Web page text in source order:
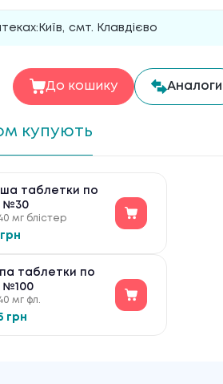
Київ, смт. Клавдієво
До кошику Аналоги
купують
таблетки по
№30
мг блістер
таблетки по
№100
мг фл.
грн